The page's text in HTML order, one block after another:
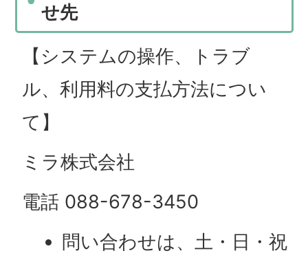
せ先
【システムの操作、トラブ
ル、利用料の支払方法につい
て】
ミラ株式会社
電話 088-678-3450
問い合わせは、土・日・祝